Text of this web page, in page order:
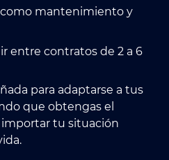
como mantenimiento y
entre contratos de 2 a 6
para adaptarse a tus
que obtengas el
tu situación